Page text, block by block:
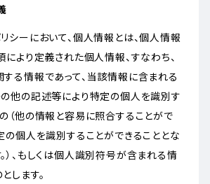
シーにおいて、個人情報とは、個人情報
より定義された個人情報、すなわち、
る情報であって、当該情報に含まれる
他の記述等により特定の個人を識別す
（他の情報と容易に照合することがで
の個人を識別することができることとな
）、もしくは個人識別符号が含まれる情
します。